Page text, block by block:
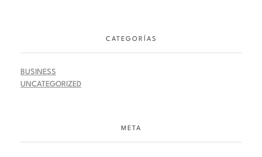
CATEGORÍAS
BUSINESS
UNCATEGORIZED
META